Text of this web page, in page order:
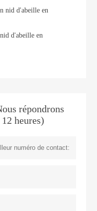
nid d'abeille en
d'abeille en
répondrons
heures)